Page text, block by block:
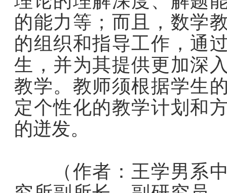
的能力等；而且，数学
的组织和指导工作，通
生，并为其提供更加深
教学。教师须根据学生
定个性化的教学计划和
的迸发。
（作者：王学男系中